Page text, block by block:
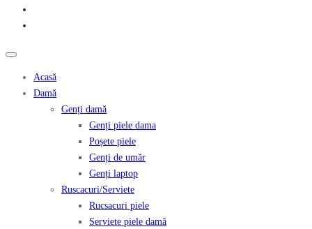
Acasă
Damă
Genți damă
Genți piele dama
Poșete piele
Genți de umăr
Genți laptop
Ruscacuri/Serviete
Rucsacuri piele
Serviete piele damă